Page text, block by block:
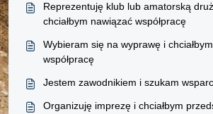
Reprezentuję klub lub amatorską
chciałbym nawiązać współpracę
Wybieram się na wyprawę i
współpracę
Jestem zawodnikiem i szukam
Organizuję imprezę i chciałbym